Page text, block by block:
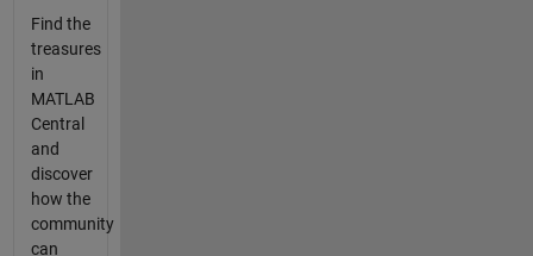
Find the
treasures
in
MATLAB
Central
and
discover
how the
community
can